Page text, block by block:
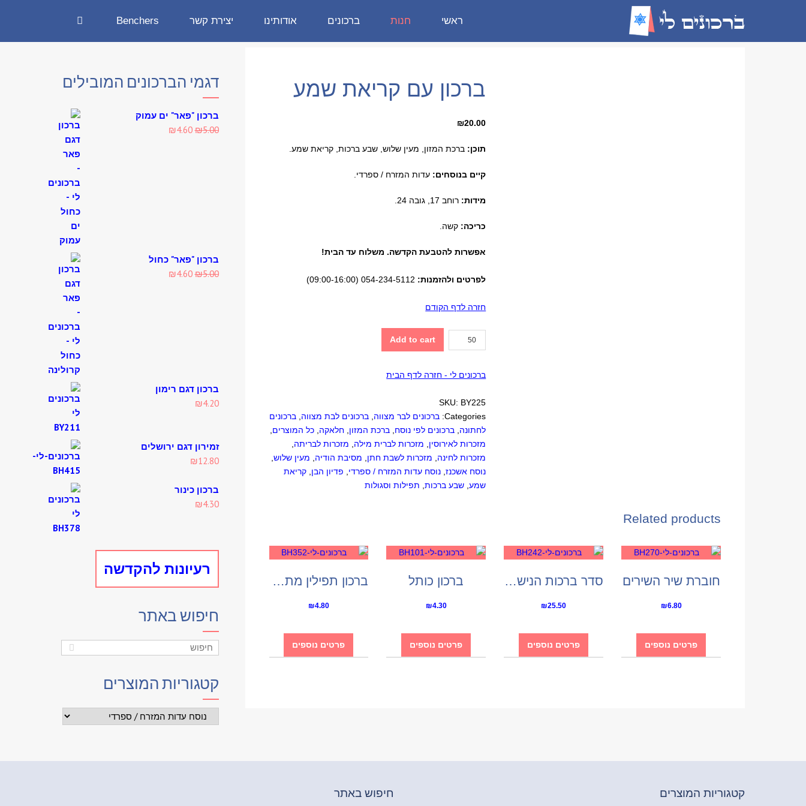
ראשי חנות ברכונים אודותינו יצירת קשר Benchers
ברכון עם קריאת שמע
₪20.00
תוכן: ברכת המזון, מעין שלוש, שבע ברכות, קריאת שמע.
קיים בנוסחים: עדות המזרח / ספרדי.
מידות: רוחב 17, גובה 24.
כריכה: קשה.
אפשרות להטבעת הקדשה. משלוח עד הבית!
לפרטים ולהזמנות:
חזרה לדף הקודם
ברכון
עם
שמע
Add to cart
ברכונים לי - חזרה לדף הבית
SKU: BY225
Categories: ברכונים לבר מצווה ברכונים לבת מצווה ברכונים
לחתונה ברכונים לפי נוסח ברכת המזון חלאקה כל המוצרים
מזכרות לאירוסין
מזכרות לברית מילה מזכרות לבריתה
מזכרות לחינה
מזכרות לשבת חתן מסיבת הודיה מעין שלוש,
נוסח אשכנז, נוסח עדות המזרח / ספרדי פדיון הבן קריאת
שמע, שבע ברכות, תפילות וסגולות
Related products
חוברת שיר השירים
₪6.80
פרטים נוספים
סדר ברכות הנישואין
₪25.50
פרטים נוספים
ברכון כותל
₪4.30
פרטים נוספים
ברכון תפילין מתקפל
₪4.80
פרטים נוספים
דגמי הברכונים המובילים
ברכון "פאר" ים עמוק
₪5.00
Original
₪4.60
ברכון "פאר" כחול
₪5.00
Original
₪4.60
ברכון דגם רימון
₪4.20
זמירון דגם ירושלים
₪12.80
ברכון כינור
₪4.30
רעיונות להקדשה
חיפוש באתר
קטגוריות המוצרים
קטגוריות המוצרים חיפוש באתר